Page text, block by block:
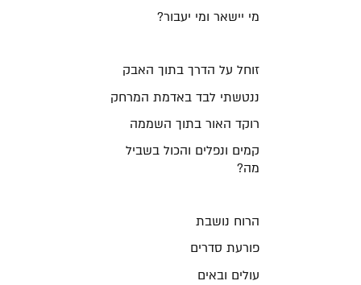
מי יישאר ומי יעבור?
זוחל על הדרך בתוך האבק
ננטשתי לבד באדמת המרחק
רוקד האור בתוך השממה
קמים ונפלים והכול בשביל
מה?
הרוח נושבת
פורעת סדרים
עולים ובאים